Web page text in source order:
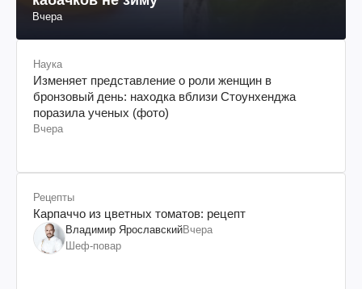
Вчера
Наука
Изменяет представление о роли женщин в
бронзовый день: находка вблизи Стоунхенджа
поразила ученых (фото)
Вчера
Рецепты
Карпаччо из цветных томатов: рецепт
Владимир ЯрославскийВчера
Шеф-повар